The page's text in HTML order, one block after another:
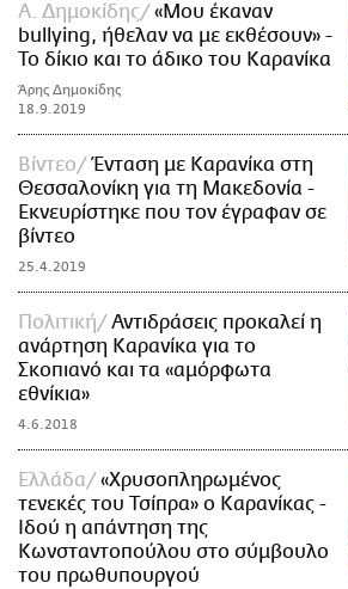
Α. Δημοκίδης
«Μου έκαναν
bullying, ήθελαν να με εκθέσουν» -
Το δίκιο και το άδικο του Καρανίκα
Άρης Δημοκίδης
18.9.2019
Βίντεο
Ένταση με Καρανίκα στη
Θεσσαλονίκη για τη Μακεδονία -
Εκνευρίστηκε που τον έγραφαν σε
βίντεο
25.4.2019
Πολιτική
Αντιδράσεις προκαλεί η
ανάρτηση Καρανίκα για το
Σκοπιανό και τα «αμόρφωτα
εθνίκια»
4.6.2018
Ελλάδα
«Χρυσοπληρωμένος
τενεκές του Τσίπρα» ο Καρανίκας -
Ιδού η απάντηση της
Κωνσταντοπούλου στο σύμβουλο
του πρωθυπουργού